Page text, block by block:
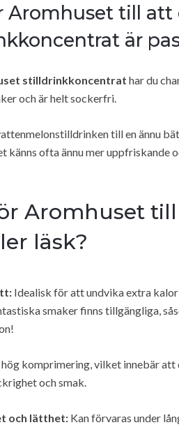
Aromhuset till att
är
stilldrinkkoncentrat har du
och är helt sockerfri.
till en ännu
känns ofta ännu mer uppfriskande
Aromhuset
läsk?
Idealisk för att undvika extra
smaker finns tillgängliga,
hög komprimering, vilket innebär
och smak.
och lätthet: Kan förvaras under